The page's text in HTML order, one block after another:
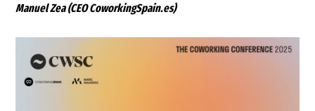
Manuel Zea(CEO CoworkingSpain.es)